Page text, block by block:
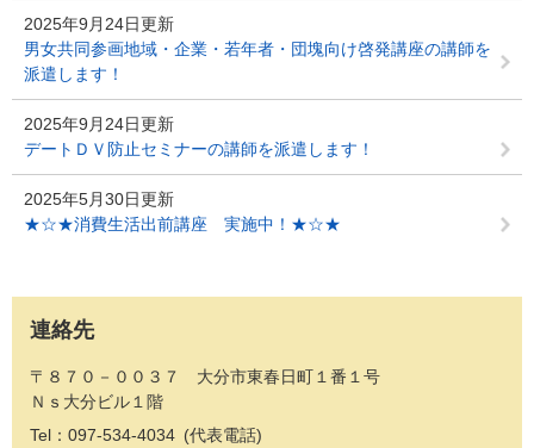
2025年9月24日更新
男女共同参画地域・企業・若年者・団塊向け啓発講座の講師を
派遣します！
2025年9月24日更新
デートＤＶ防止セミナーの講師を派遣します！
2025年5月30日更新
★☆★消費生活出前講座 実施中！★☆★
連絡先
〒８７０－００３７ 大分市東春日町１番１号
Ｎｓ大分ビル１階
Tel：097-534-4034
代表電話